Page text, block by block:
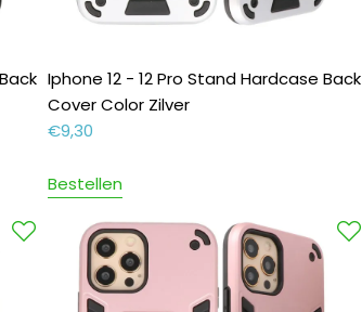
Iphone 12 - 12 Pro Stand Hardcase Back
Cover Color Zilver
€9,30
Bestellen